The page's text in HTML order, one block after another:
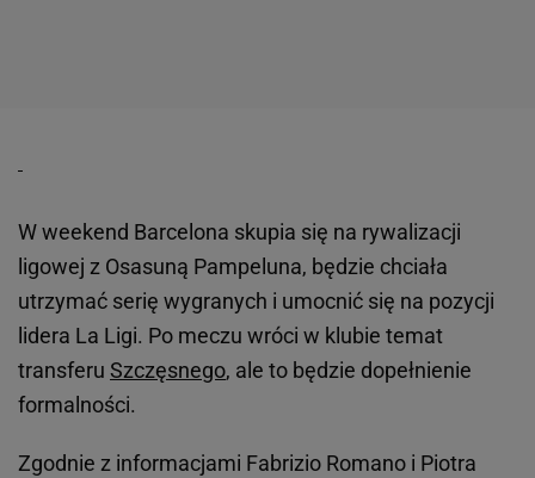
W weekend Barcelona skupia się na rywalizacji
ligowej z Osasuną Pampeluna, będzie chciała
utrzymać serię wygranych i umocnić się na pozycji
lidera La Ligi. Po meczu wróci w klubie temat
transferu Szczęsnego, ale to będzie dopełnienie
formalności.
Zgodnie z informacjami Fabrizio Romano i Piotra